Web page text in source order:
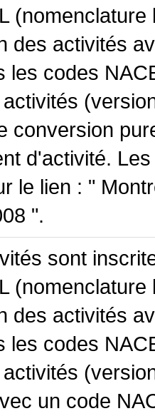
des activités
les codes
conversion
d'activité.
le lien : "
".
sont
des activités
les codes
un code